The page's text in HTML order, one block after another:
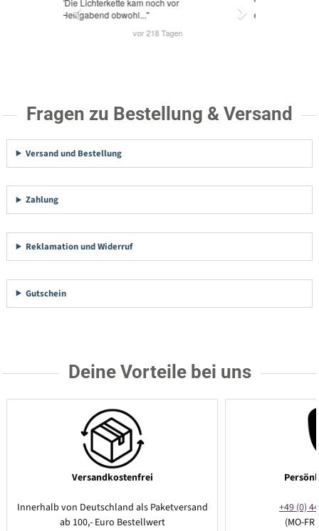
Fragen zu Bestellung & Versand
Versand und Bestellung
Zahlung
Reklamation und Widerruf
Gutschein
Deine Vorteile bei uns
Versandkostenfrei
Innerhalb von Deutschland als Paketversand
ab 100,- Euro Bestellwert
+49 (0)
(MO-